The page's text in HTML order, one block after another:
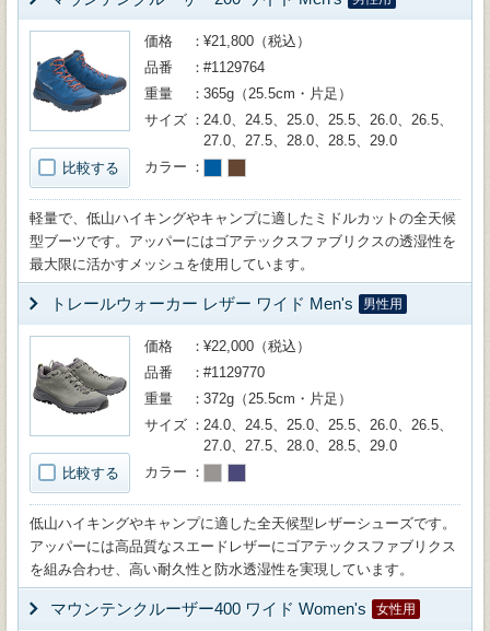
比較する
価格
¥21,800（税込）
品番
#1129764
重量
365g（25.5cm・片足）
サイズ
24.0、24.5、25.0、25.5、26.0、26.5、
27.0、27.5、28.0、28.5、29.0
カラー
軽量で、低山ハイキングやキャンプに適したミドルカットの全天候
型ブーツです。アッパーにはゴアテックスファブリクスの透湿性を
最大限に活かすメッシュを使用しています。
トレールウォーカー レザー ワイド Men's 男性用
比較する
価格
¥22,000（税込）
品番
#1129770
重量
372g（25.5cm・片足）
サイズ
24.0、24.5、25.0、25.5、26.0、26.5、
27.0、27.5、28.0、28.5、29.0
カラー
低山ハイキングやキャンプに適した全天候型レザーシューズです。
アッパーには高品質なスエードレザーにゴアテックスファブリクス
を組み合わせ、高い耐久性と防水透湿性を実現しています。
マウンテンクルーザー400 ワイド Women's 女性用